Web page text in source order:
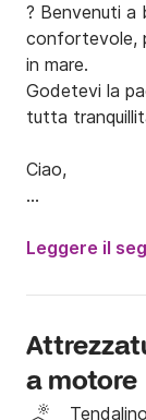
? Benvenuti a
confortevole,
in mare.
Godetevi la
tutta
Ciao,
piacevole,
4 tempi da
mantenendo
Leggere il
a motore
Tendalino